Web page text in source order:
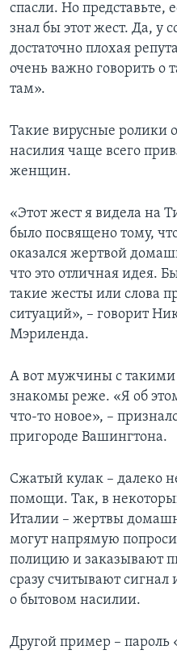
спасли. Но представьте,
знал бы этот жест. Да, у
достаточно плохая
очень важно говорить о
там».
Такие вирусные ролики
насилия чаще всего
женщин.
«Этот жест я видела на
было посвящено тому,
оказался жертвой
что это отличная идея.
такие жесты или слова
ситуаций», – говорит
Мэриленда.
А вот мужчины с
знакомы реже. «Я об
что-то новое», –
пригороде Вашингтона.
Сжатый кулак – далеко
помощи. Так, в
Италии – жертвы
могут напрямую
полицию и заказывают
сразу считывают
о бытовом насилии.
Другой пример –